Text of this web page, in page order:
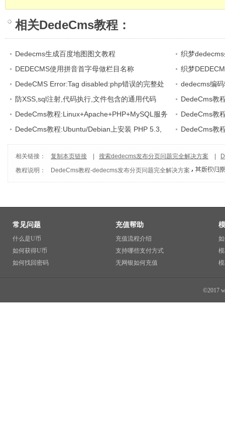
相关DedeCms教程 ：
Dedecms生成百度地图图文教程
织梦
DEDECMS使用拼音首字母做栏目名称
织梦
选
DedeCMS Error:Tag disabled:php错误的完整处
理方法
dedecms编
GBK
防XSS,sql注射,代码执行,文件包含的通用代码
DedeCms教
DedeCms教程:Linux+Apache+PHP+MySQL服务
器环境(CentOS篇)
DedeCms教
DEDECMS软件
DedeCms教程:Ubuntu/Debian上安装 PHP 5.3,
Nginx 和 PHP-fpm
DedeCms教
建
相关链接： 复制本页链接 搜索dedecms发布分页问题完全解决方案
教程说明：
DedeCms教程-dedecms发布分页问题完全解决方案
常见问题
什么是U币
如何获得U币
如何找回密码
充值帮助
充值流程介绍
支持哪些支付方式
无网银如何充值
©2017